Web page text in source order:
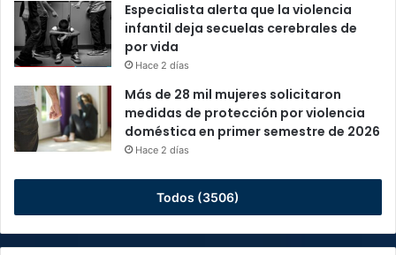
Especialista alerta que la violencia
infantil deja secuelas cerebrales de
por vida
Hace 2 días
Más de 28 mil mujeres solicitaron
medidas de protección por violencia
doméstica en primer semestre de 2026
Hace 2 días
Todos (3506)